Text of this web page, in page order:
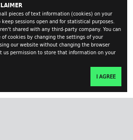
pieces of text information (cookies) on your
sessions open and for statistical purposes.
shared with any third-party company. You can
of cookies by changing the settings of your
our website without changing the browser
us permission to store that information on your
I AGREE